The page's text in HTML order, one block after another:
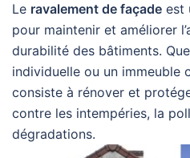
Le ravalement de façade est
pour maintenir et améliorer
durabilité des bâtiments.
individuelle ou un immeuble
consiste à rénover et
contre les intempéries, la
dégradations.